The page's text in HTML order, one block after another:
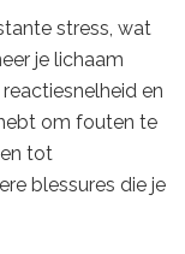
stress, wat
je lichaam
en
om fouten te
tot
blessures die je